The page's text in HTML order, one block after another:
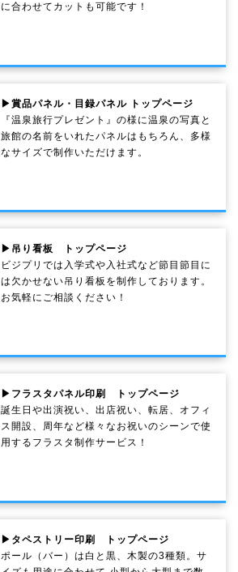
に合わせてカットも可能です！
▶賞品パネル・目録パネル トップページ
『温泉旅行プレゼント』の様に温泉の写真と
旅館の名前をいれたパネルはもちろん、多様
なサイズで制作いただけます。
▶吊り看板 トップページ
ビジプリでは入学式や入社式など節目節目に
は欠かせない吊り看板を制作しております。
お気軽にご相談ください！
▶フラスタパネル印刷 トップページ
誕生日や出演祝い、出店祝い、転居、オフィ
ス開設、周年など様々なお祝いのシーンで使
用するフラスタ制作サービス！
▶タペストリー印刷 トップページ
ポール（バー）は白と黒、木製の3種類。サ